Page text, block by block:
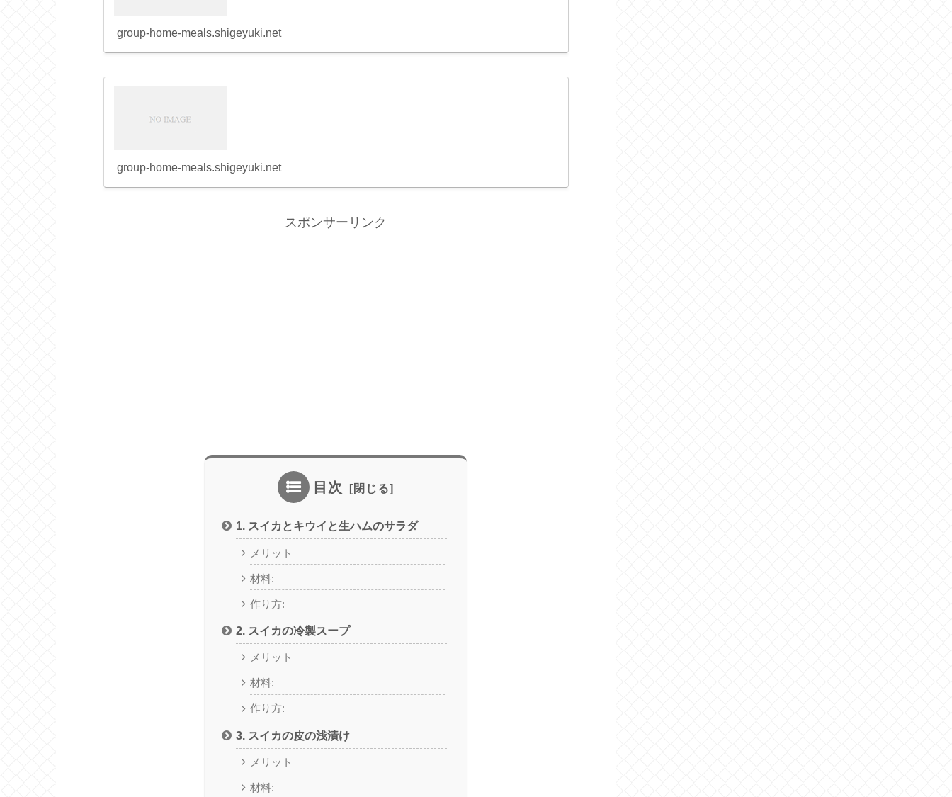
group-home-meals.shigeyuki.net
group-home-meals.shigeyuki.net
スポンサーリンク
目次
1. スイカとキウイと生ハムのサラダ
メリット
材料:
作り方:
2. スイカの冷製スープ
メリット
材料:
作り方:
3. スイカの皮の浅漬け
メリット
材料: